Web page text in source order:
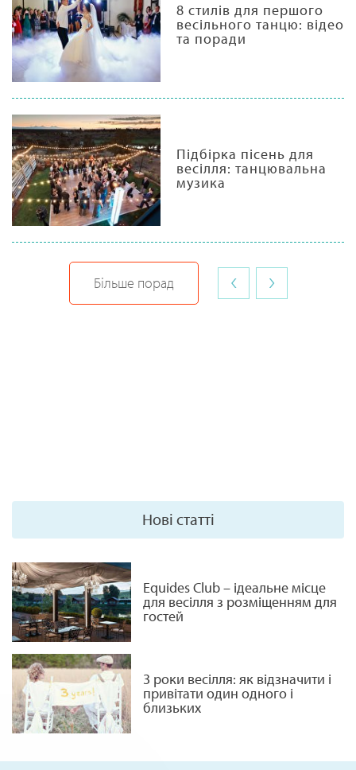
8 стилів для першого
весільного танцю: відео
та поради
Підбірка пісень для
весілля: танцювальна
музика
Більше порад ‹ ›
Нові статті
Equides Club – ідеальне місце
для весілля з розміщенням для
гостей
3 роки весілля: як відзначити і
привітати один одного і
близьких